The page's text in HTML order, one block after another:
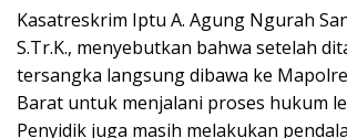
Kasatreskrim Iptu A. Agung Ngurah
S.Tr.K., menyebutkan bahwa setelah
tersangka langsung dibawa ke
Barat untuk menjalani proses hukum
Penyidik juga masih melakukan